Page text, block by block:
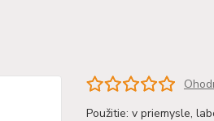
Použitie: v priemysle,